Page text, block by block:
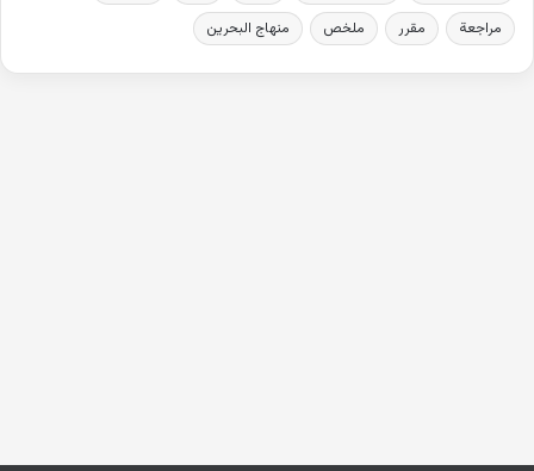
مراجعة
مقرر ملخص منهاج البحرين